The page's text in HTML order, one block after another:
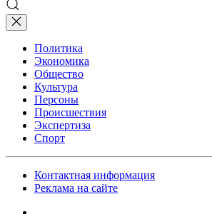
Политика
Экономика
Общество
Культура
Персоны
Происшествия
Экспертиза
Спорт
Контактная информация
Реклама на сайте